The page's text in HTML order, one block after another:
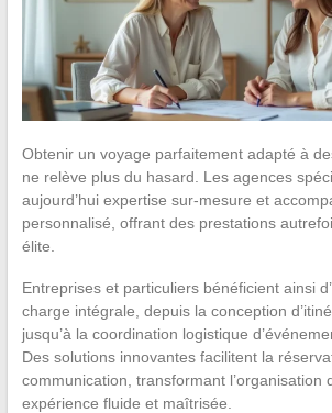
Obtenir un voyage parfaitement adapté à
ne relève plus du hasard. Les agences
aujourd’hui expertise sur-mesure et
personnalisé, offrant des prestations
élite.
Entreprises et particuliers bénéficient ainsi
charge intégrale, depuis la conception
jusqu’à la coordination logistique
Des solutions innovantes facilitent la
communication, transformant l’organisation
expérience fluide et maîtrisée.